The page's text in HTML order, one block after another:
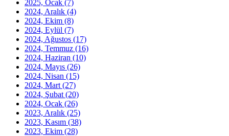
2025, Ocak (7)
2024, Aralık (4)
2024, Ekim (8)
2024, Eylül (7)
2024, Ağustos (17)
2024, Temmuz (16)
2024, Haziran (10)
2024, Mayıs (26)
2024, Nisan (15)
2024, Mart (27)
2024, Şubat (20)
2024, Ocak (26)
2023, Aralık (25)
2023, Kasım (38)
2023, Ekim (28)